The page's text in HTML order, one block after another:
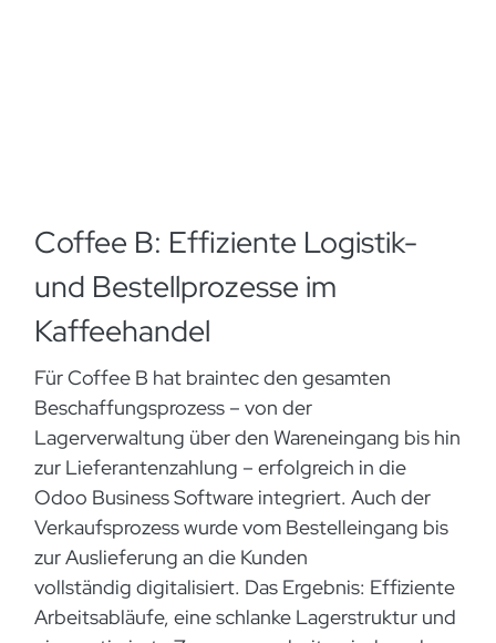
Coffee B: Effiziente Logistik-
und Bestellprozesse im
Kaffeehandel
Für Coffee B hat braintec den gesamten
Beschaffungsprozess – von der
Lagerverwaltung über den Wareneingang bis hin
zur Lieferantenzahlung – erfolgreich in die
Odoo Business Software integriert. Auch der
Verkaufsprozess wurde vom Bestelleingang bis
zur Auslieferung an die Kunden
vollständig digitalisiert. Das Ergebnis: Effiziente
Arbeitsabläufe, eine schlanke Lagerstruktur und